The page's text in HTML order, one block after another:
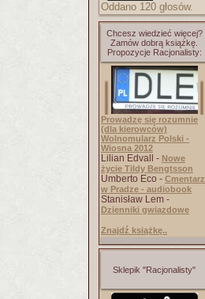
Oddano 120 głosów.
Chcesz wiedzieć więcej?
Zamów dobrą książkę.
Propozycje Racjonalisty:
Prowadzę się rozumnie
(dla kierowców)
Wolnomularz Polski -
Wiosna 2012
Lilian Edvall - Nowe
życie Tildy Bengtsson
Umberto Eco - Cmentarz
w Pradze - audiobook
Stanisław Lem -
Dzienniki gwiazdowe
Znajdź książkę..
Sklepik "Racjonalisty"